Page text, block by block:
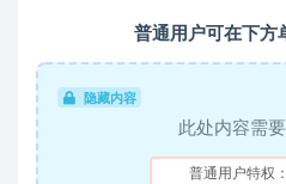
普通用户可在下方
隐藏内容
此处内容需
普通用户特权：